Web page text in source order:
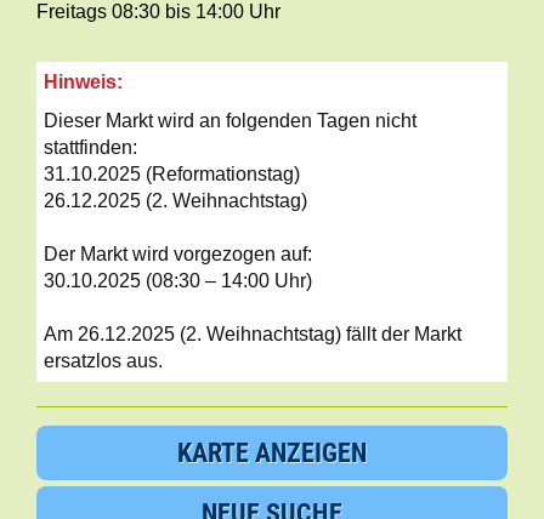
Freitags 08:30 bis 14:00 Uhr
Hinweis:
Dieser Markt wird an folgenden Tagen nicht
stattfinden:
31.10.2025 (Reformationstag)
26.12.2025 (2. Weihnachtstag)
Der Markt wird vorgezogen auf:
30.10.2025 (08:30 – 14:00 Uhr)
Am 26.12.2025 (2. Weihnachtstag) fällt der Markt
ersatzlos aus.
KARTE ANZEIGEN